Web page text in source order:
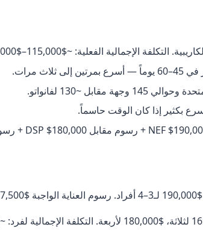
~130 لفانواتو.
بكثير إذا كان الوقت حاسماً.